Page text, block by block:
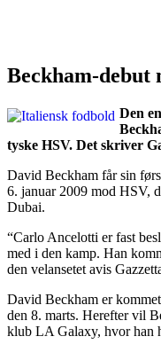
Beckham-debut
Den
tyske HSV. Det skriver
David Beckham får sin
6. januar 2009 mod HSV,
Dubai.
“Carlo Ancelotti er fast
med i den kamp. Han
den velansetet avis
David Beckham er
den 8. marts. Herefter vil
klub LA Galaxy, hvor han